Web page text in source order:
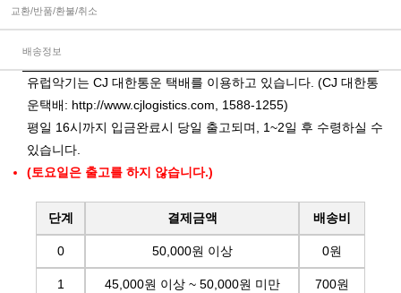
교환/반품/환불/취소
배송정보
유럽악기는 CJ 대한통운 택배를 이용하고 있습니다. (CJ 대한통
운택배: http://www.cjlogistics.com, 1588-1255)
평일 16시까지 입금완료시 당일 출고되며, 1~2일 후 수령하실 수
있습니다.
(토요일은 출고를 하지 않습니다.)
단계 결제금액 배송비
0 50,000원 이상 0원
1 45,000원 이상 ~ 50,000원 미만 700원